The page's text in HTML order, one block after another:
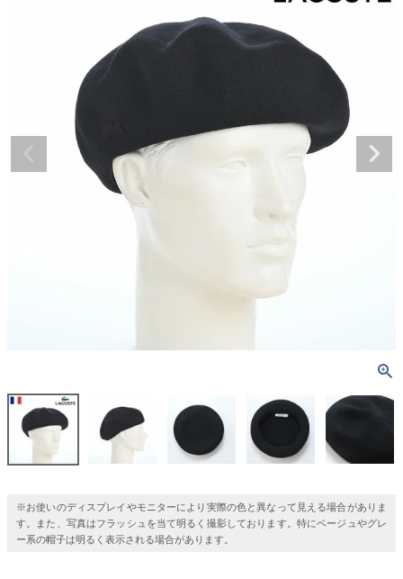
※お使いのディスプレイやモニターにより実際の色と異なって見える場合がありま
す。また、写真はフラッシュを当て明るく撮影しております。特にベージュやグレ
ー系の帽子は明るく表示される場合があります。